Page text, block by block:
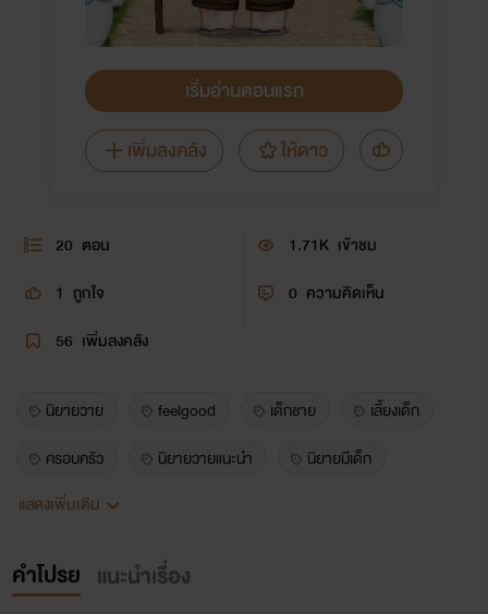
เริ่มอ่านตอนแรก
เพิ่มลงคลัง
ให้ดาว
20 ตอน 1.71K เข้าชม
1 ถูกใจ 0 ความคิดเห็น
56 เพิ่มลงคลัง
นิยายวาย feelgood เด็กชาย
เลี้ยงเด็ก
ครอบครัว
นิยายวายแนะนำ
นิยายมีเด็ก
ย้อนเวลา
แสดงเพิ่มเติม
คำโปรย แนะนำเรื่อง